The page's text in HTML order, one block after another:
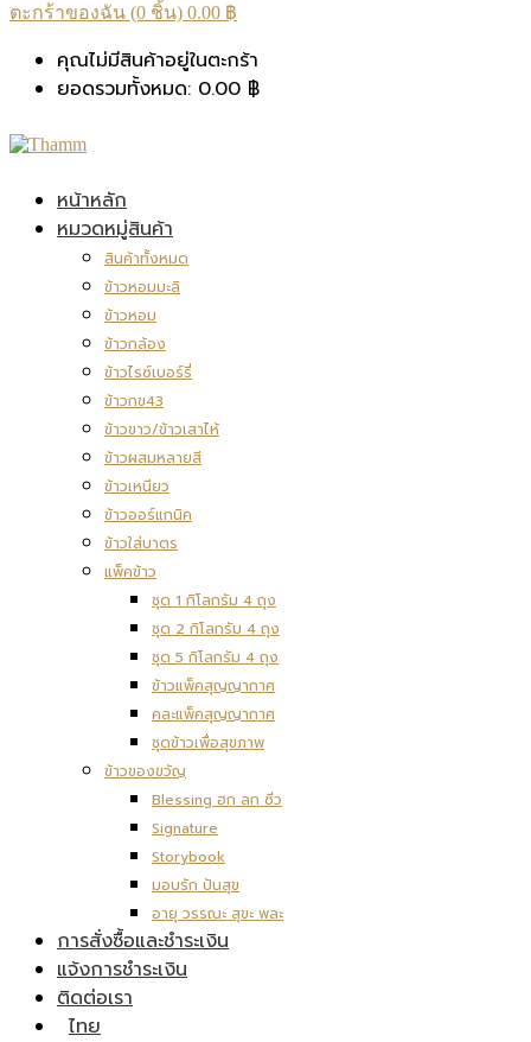
ตะกร้าของฉัน (0 ชิ้น) 0.00 ฿
คุณไม่มีสินค้าอยู่ในตะกร้า
ยอดรวมทั้งหมด: 0.00 ฿
หน้าหลัก
หมวดหมู่สินค้า
สินค้าทั้งหมด
ข้าวหอมมะลิ
ข้าวหอม
ข้าวกล้อง
ข้าวไรซ์เบอร์รี่
ข้าวกข43
ข้าวขาว/ข้าวเสาไห้
ข้าวผสมหลายสี
ข้าวเหนียว
ข้าวออร์แกนิค
ข้าวใส่บาตร
แพ็คข้าว
ชุด 1 กิโลกรัม 4 ถุง
ชุด 2 กิโลกรัม 4 ถุง
ชุด 5 กิโลกรัม 4 ถุง
ข้าวแพ็คสุญญากาศ
คละแพ็คสุญญากาศ
ชุดข้าวเพื่อสุขภาพ
ข้าวของขวัญ
Blessing ฮก ลก ซิ่ว
Signature
Storybook
มอบรัก ปันสุข
อายุ วรรณะ สุขะ พละ
การสั่งซื้อและชำระเงิน
แจ้งการชำระเงิน
ติดต่อเรา
ไทย